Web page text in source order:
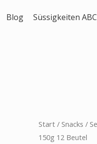
Blog Süssigkeiten ABC
Start / Snacks /
150g 12 Beutel
Seeberger
Cashew-